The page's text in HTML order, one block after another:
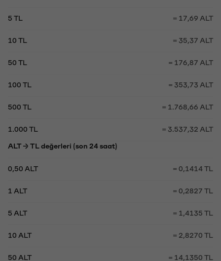
5 TL = 17,69 ALT
10 TL = 35,37 ALT
50 TL = 176,87 ALT
100 TL = 353,73 ALT
500 TL = 1.768,66 ALT
1.000 TL = 3.537,32 ALT
ALT → TL değerleri (son 24 saat)
0,50 ALT = 0,1414 TL
1 ALT = 0,2827 TL
5 ALT = 1,4135 TL
10 ALT = 2,8270 TL
50 ALT = 14,1350 TL